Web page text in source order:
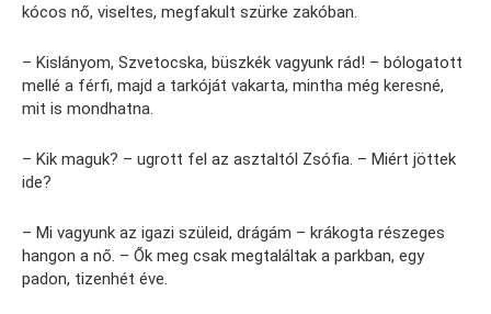
kócos nő, viseltes, megfakult szürke zakóban.
– Kislányom, Szvetocska, büszkék vagyunk rád! – bólogatott
mellé a férfi, majd a tarkóját vakarta, mintha még keresné,
mit is mondhatna.
– Kik maguk? – ugrott fel az asztaltól Zsófia. – Miért jöttek
ide?
– Mi vagyunk az igazi szüleid, drágám – krákogta részeges
hangon a nő. – Ők meg csak megtaláltak a parkban, egy
padon, tizenhét éve.